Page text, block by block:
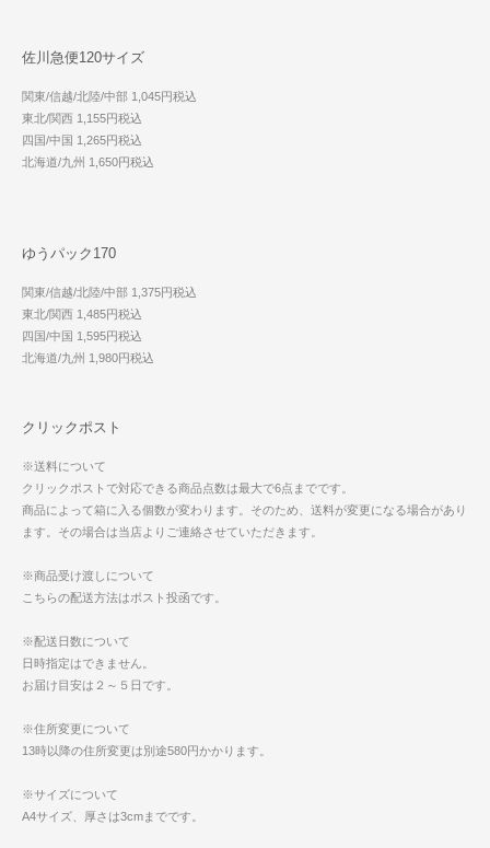
佐川急便120サイズ
関東/信越/北陸/中部 1,045円税込
東北/関西 1,155円税込
四国/中国 1,265円税込
北海道/九州 1,650円税込
ゆうパック170
関東/信越/北陸/中部 1,375円税込
東北/関西 1,485円税込
四国/中国 1,595円税込
北海道/九州 1,980円税込
クリックポスト
※送料について
クリックポストで対応できる商品点数は最大で6点までです。
商品によって箱に入る個数が変わります。そのため、送料が変更になる場合があり
ます。その場合は当店よりご連絡させていただきます。
※商品受け渡しについて
こちらの配送方法はポスト投函です。
※配送日数について
日時指定はできません。
お届け目安は２～５日です。
※住所変更について
13時以降の住所変更は別途580円かかります。
※サイズについて
A4サイズ、厚さは3cmまでです。